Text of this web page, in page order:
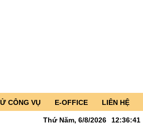
CÔNG VỤ E-OFFICE LIÊN HỆ
Thứ Năm, 6/8/2026 12:36:43